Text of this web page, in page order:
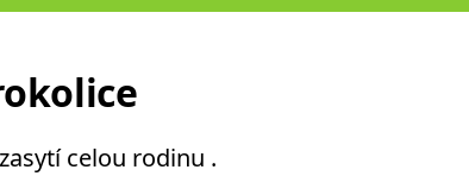
celou rodinu .